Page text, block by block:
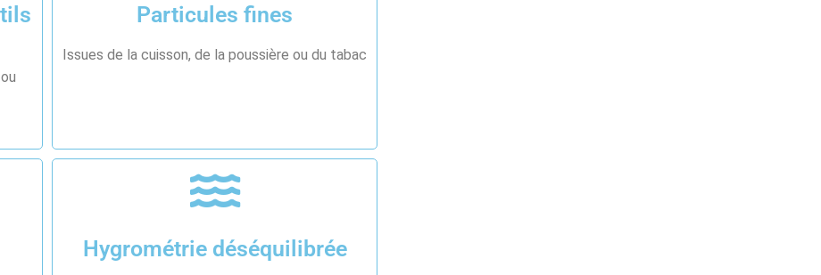
Particules fines
Issues de la cuisson, de la poussière ou du tabac
Hygrométrie déséquilibrée